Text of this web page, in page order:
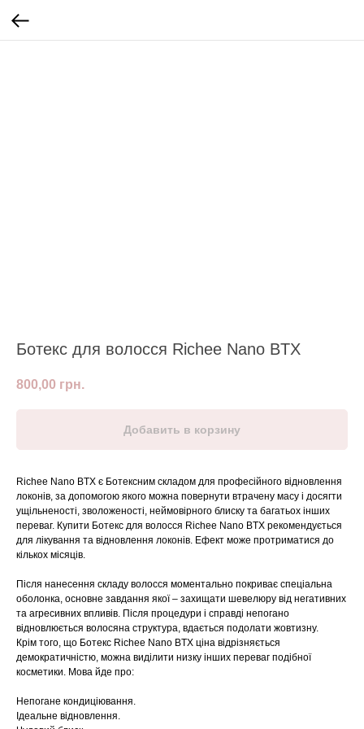
Ботекс для волосся Richee Nano BTX
800,00 грн.
Добавить в корзину
Richee Nano BTX є Ботексним складом для професійного відновлення
локонів, за допомогою якого можна повернути втрачену масу і досягти
ущільненості, зволоженості, неймовірного блиску та багатьох інших
переваг. Купити Ботекс для волосся Richee Nano BTX рекомендується
для лікування та відновлення локонів. Ефект може протриматися до
кількох місяців.
Після нанесення складу волосся моментально покриває спеціальна
оболонка, основне завдання якої – захищати шевелюру від негативних
та агресивних впливів. Після процедури і справді непогано
відновлюється волосяна структура, вдається подолати жовтизну.
Крім того, що Ботекс Richee Nano BTX ціна відрізняється
демократичністю, можна виділити низку інших переваг подібної
косметики. Мова йде про:
Непогане кондиціювання.
Ідеальне відновлення.